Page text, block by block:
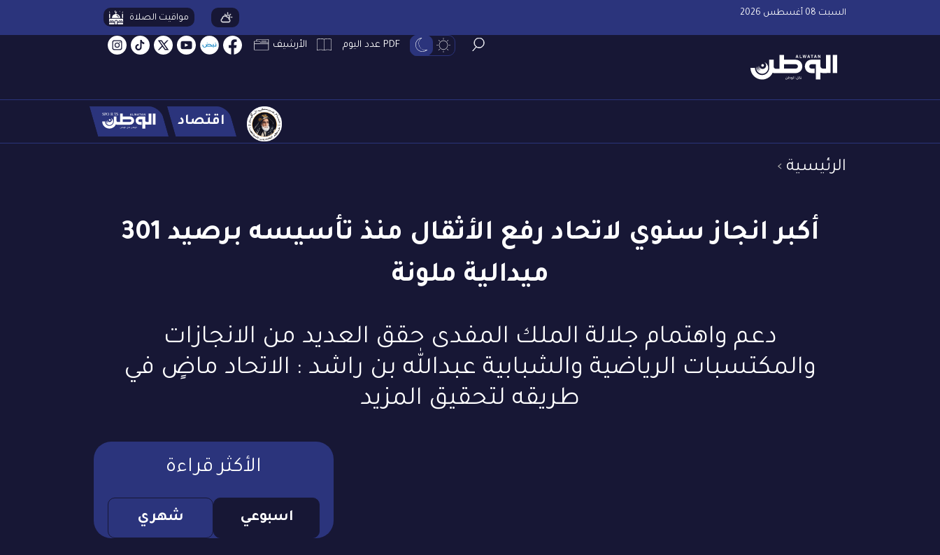
السبت 08 أغسطس 2026 مواقيت الصلاة
PDF عدد اليوم الأرشيف
اقتصاد
الرئيسية
أكبر انجاز سنوي لاتحاد رفع الأثقال منذ تأسيسه برصيد 301
ميدالية ملونة
دعم واهتمام جلالة الملك المفدى حقق العديد من الانجازات
والمكتسبات الرياضية والشبابية عبدالله بن راشد : الاتحاد ماضٍ في
طريقه لتحقيق المزيد
الأكثر قراءة
اسبوعي شهري